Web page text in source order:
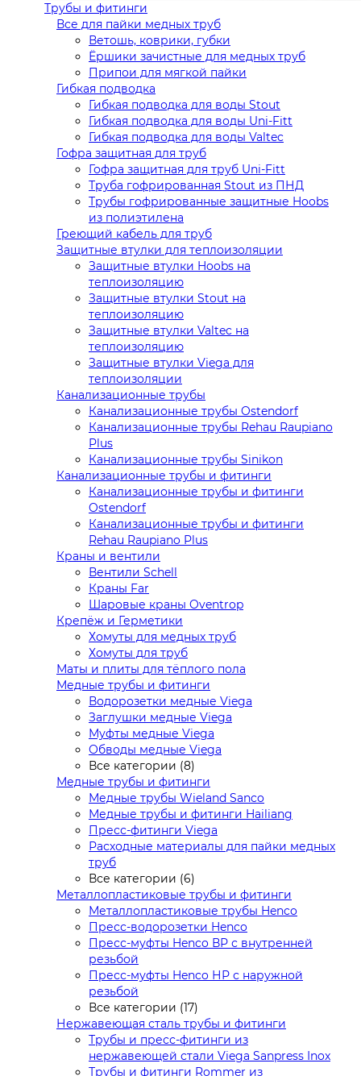
Трубы и фитинги
Все для пайки медных труб
Ветошь, коврики, губки
Ёршики зачистные для медных труб
Припои для мягкой пайки
Гибкая подводка
Гибкая подводка для воды Stout
Гибкая подводка для воды Uni-Fitt
Гибкая подводка для воды Valtec
Гофра защитная для труб
Гофра защитная для труб Uni-Fitt
Труба гофрированная Stout из ПНД
Трубы гофрированные защитные Hoobs
из полиэтилена
Греющий кабель для труб
Защитные втулки для теплоизоляции
Защитные втулки Hoobs на
теплоизоляцию
Защитные втулки Stout на
теплоизоляцию
Защитные втулки Valtec на
теплоизоляцию
Защитные втулки Viega для
теплоизоляции
Канализационные трубы
Канализационные трубы Ostendorf
Канализационные трубы Rehau Raupiano
Plus
Канализационные трубы Sinikon
Канализационные трубы и фитинги
Канализационные трубы и фитинги
Ostendorf
Канализационные трубы и фитинги
Rehau Raupiano Plus
Краны и вентили
Вентили Schell
Краны Far
Шаровые краны Oventrop
Крепёж и Герметики
Хомуты для медных труб
Хомуты для труб
Маты и плиты для тёплого пола
Медные трубы и фитинги
Водорозетки медные Viega
Заглушки медные Viega
Муфты медные Viega
Обводы медные Viega
Все категории (8)
Медные трубы и фитинги
Медные трубы Wieland Sanco
Медные трубы и фитинги Hailiang
Пресс-фитинги Viega
Расходные материалы для пайки медных
труб
Все категории (6)
Металлопластиковые трубы и фитинги
Металлопластиковые трубы Henco
Пресс-водорозетки Henco
Пресс-муфты Henco ВР с внутренней
резьбой
Пресс-муфты Henco НР с наружной
резьбой
Все категории (17)
Нержавеющая сталь трубы и фитинги
Трубы и пресс-фитинги из
нержавеющей стали Viega Sanpress Inox
Трубы и фитинги Rommer из